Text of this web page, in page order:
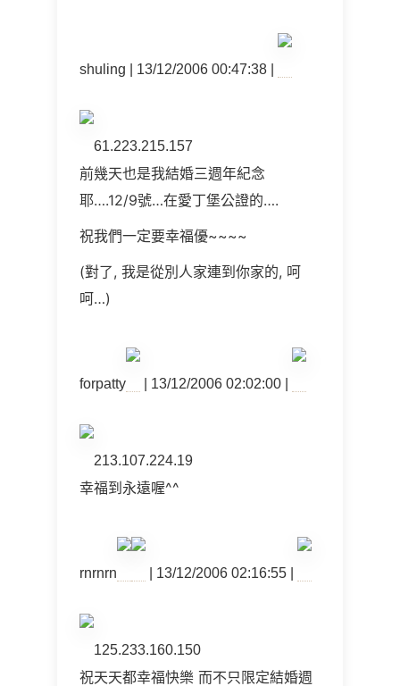
shuling | 13/12/2006 00:47:38 |
61.223.215.157
前幾天也是我結婚三週年紀念
耶….12/9號…在愛丁堡公證的….
祝我們一定要幸福優~~~~
(對了, 我是從別人家連到你家的, 呵
呵…)
forpatty | 13/12/2006 02:02:00 |
213.107.224.19
幸福到永遠喔^^
rnrnrn | 13/12/2006 02:16:55 |
125.233.160.150
祝天天都幸福快樂 而不只限定結婚週